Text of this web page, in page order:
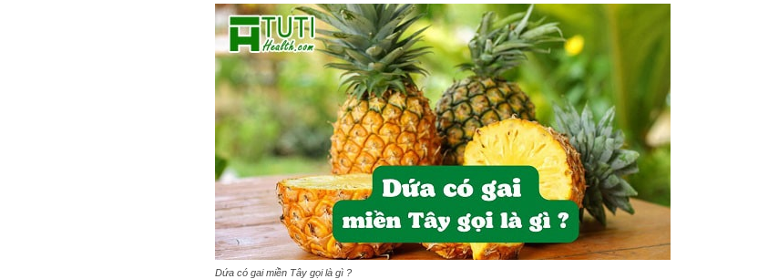
Dứa có gai miền Tây gọi là gì ?